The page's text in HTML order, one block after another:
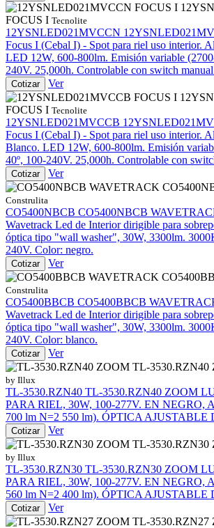
FOCUS I Tecnolite
12YSNLED021MVCCN
Focus I (Cebal I) - Spot para riel uso interior.
LED 12W, 600-800lm. Emisión variable
240V. 25,000h. Controlable con switch
Cotizar
Ver
FOCUS I Tecnolite
12YSNLED021MVCCB
Focus I (Cebal I) - Spot para riel uso interior.
Blanco. LED 12W, 600-800lm. Emisión
40º, 100-240V. 25,000h. Controlable con
Cotizar
Ver
Construlita
CO5400NBCB CO5400NBCB
Wavetrack Led de Interior dirigible para
óptica tipo "wall washer", 30W, 3300lm.
240V. Color: negro.
Cotizar
Ver
Construlita
CO5400BBCB CO5400BBCB
Wavetrack Led de Interior dirigible para
óptica tipo "wall washer", 30W, 3300lm.
240V. Color: blanco.
Cotizar
Ver
TL-3530.RZN40
by Illux
TL-3530.RZN40 TL-3530.RZN40 ZOOM
PARA RIEL, 30W, 100-277V. EN NEGRO,
700 lm N=2 550 lm). ÓPTICA AJUSTABLE
Cotizar
Ver
TL-3530.RZN30
by Illux
TL-3530.RZN30 TL-3530.RZN30 ZOOM
PARA RIEL, 30W, 100-277V. EN NEGRO,
560 lm N=2 400 lm). ÓPTICA AJUSTABLE
Cotizar
Ver
TL-3530.RZN27